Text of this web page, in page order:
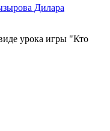
Дилара
урока игры "Кто